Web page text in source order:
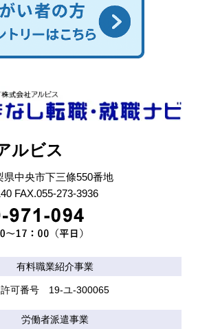
ルビス
県中央市下三條550番地
FAX.055-273-3936
有料職業紹介事業
許可番号 19-ユ-300065
労働者派遣事業